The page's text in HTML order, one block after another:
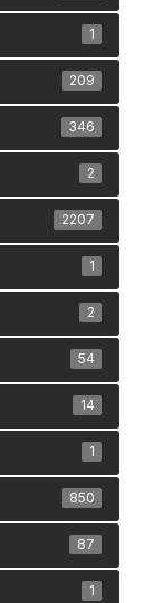
1
209
346
2
2207
1
2
54
14
1
850
87
1